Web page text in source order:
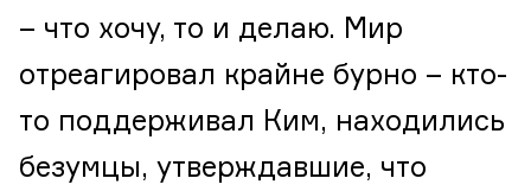
– что хочу, то и делаю. Мир
отреагировал крайне бурно – кто-
то поддерживал Ким, находились
безумцы, утверждавшие, что